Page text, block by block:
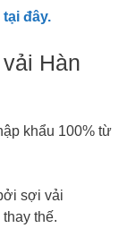
tại đây.
Hàn
khẩu 100% từ
sợi vải
thế.